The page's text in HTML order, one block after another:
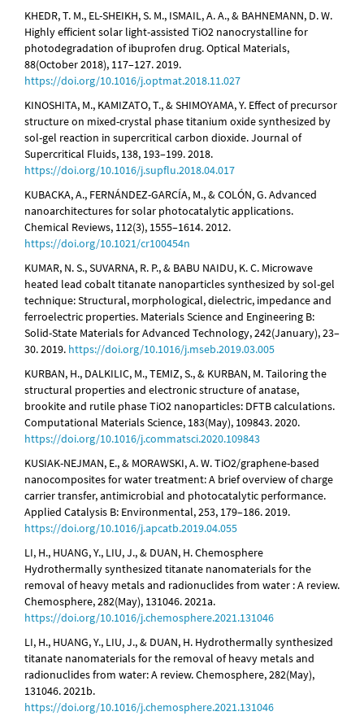
KHEDR, T. M., EL-SHEIKH, S. M., ISMAIL, A. A., & BAHNEMANN, D. W.
Highly efficient solar light-assisted TiO2 nanocrystalline for
photodegradation of ibuprofen drug. Optical Materials,
88(October 2018), 117–127. 2019.
https://doi.org/10.1016/j.optmat.2018.11.027
KINOSHITA, M., KAMIZATO, T., & SHIMOYAMA, Y. Effect of precursor
structure on mixed-crystal phase titanium oxide synthesized by
sol-gel reaction in supercritical carbon dioxide. Journal of
Supercritical Fluids, 138, 193–199. 2018.
https://doi.org/10.1016/j.supflu.2018.04.017
KUBACKA, A., FERNÁNDEZ-GARCÍA, M., & COLÓN, G. Advanced
nanoarchitectures for solar photocatalytic applications.
Chemical Reviews, 112(3), 1555–1614. 2012.
https://doi.org/10.1021/cr100454n
KUMAR, N. S., SUVARNA, R. P., & BABU NAIDU, K. C. Microwave
heated lead cobalt titanate nanoparticles synthesized by sol-gel
technique: Structural, morphological, dielectric, impedance and
ferroelectric properties. Materials Science and Engineering B:
Solid-State Materials for Advanced Technology, 242(January), 23–
30. 2019. https://doi.org/10.1016/j.mseb.2019.03.005
KURBAN, H., DALKILIC, M., TEMIZ, S., & KURBAN, M. Tailoring the
structural properties and electronic structure of anatase,
brookite and rutile phase TiO2 nanoparticles: DFTB calculations.
Computational Materials Science, 183(May), 109843. 2020.
https://doi.org/10.1016/j.commatsci.2020.109843
KUSIAK-NEJMAN, E., & MORAWSKI, A. W. TiO2/graphene-based
nanocomposites for water treatment: A brief overview of charge
carrier transfer, antimicrobial and photocatalytic performance.
Applied Catalysis B: Environmental, 253, 179–186. 2019.
https://doi.org/10.1016/j.apcatb.2019.04.055
LI, H., HUANG, Y., LIU, J., & DUAN, H. Chemosphere
Hydrothermally synthesized titanate nanomaterials for the
removal of heavy metals and radionuclides from water : A review.
Chemosphere, 282(May), 131046. 2021a.
https://doi.org/10.1016/j.chemosphere.2021.131046
LI, H., HUANG, Y., LIU, J., & DUAN, H. Hydrothermally synthesized
titanate nanomaterials for the removal of heavy metals and
radionuclides from water: A review. Chemosphere, 282(May),
131046. 2021b.
https://doi.org/10.1016/j.chemosphere.2021.131046